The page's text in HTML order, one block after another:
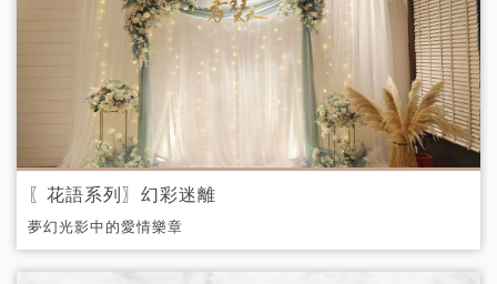
〖花語系列〗幻彩迷離
夢幻光影中的愛情樂章